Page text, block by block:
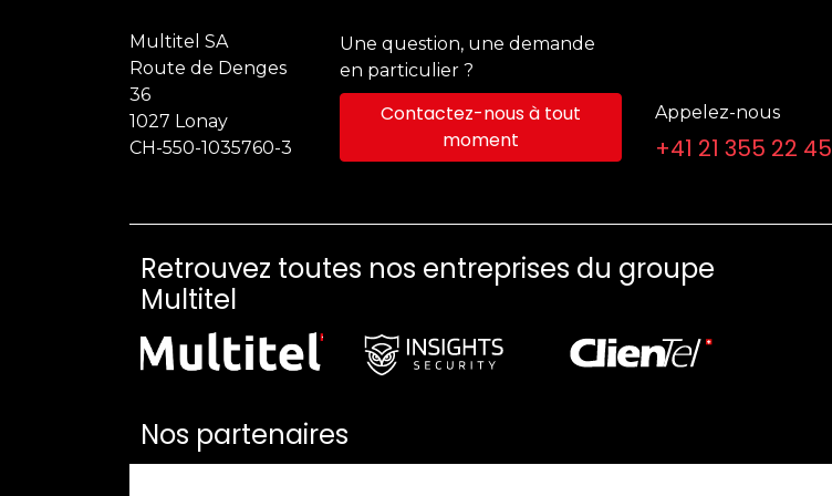
Multitel SA
Route de Denges
36
1027 Lonay
CH-550-1035760-3
Une question, une demande
en particulier ?
Contactez-nous à tout
moment
Appelez-nous
+41 21 355 22 45
Retrouvez toutes nos entreprises du groupe
Multitel
Nos partenaires